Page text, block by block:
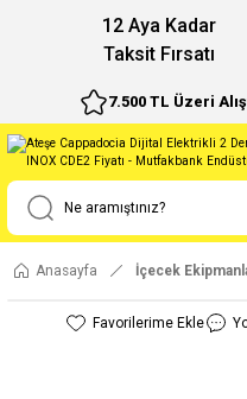
12 Aya Kadar
Taksit Fırsatı
7.500 TL Üzeri
Anasayfa İçecek